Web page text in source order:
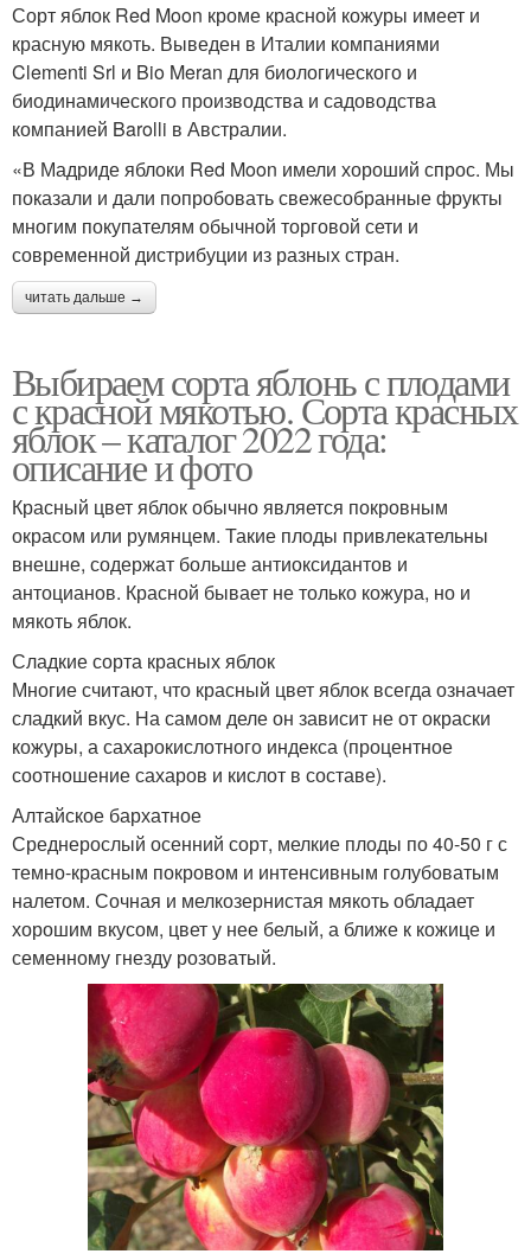
Сорт яблок Red Moon кроме красной кожуры имеет и
красную мякоть. Выведен в Италии компаниями
Clementi Srl и Bio Meran для биологического и
биодинамического производства и садоводства
компанией Barolli в Австралии.
«В Мадриде яблоки Red Moon имели хороший спрос. Мы
показали и дали попробовать свежесобранные фрукты
многим покупателям обычной торговой сети и
современной дистрибуции из разных стран.
читать дальше →
Выбираем сорта яблонь с плодами
с красной мякотью. Сорта красных
яблок – каталог 2022 года:
описание и фото
Красный цвет яблок обычно является покровным
окрасом или румянцем. Такие плоды привлекательны
внешне, содержат больше антиоксидантов и
антоцианов. Красной бывает не только кожура, но и
мякоть яблок.
Сладкие сорта красных яблок
Многие считают, что красный цвет яблок всегда означает
сладкий вкус. На самом деле он зависит не от окраски
кожуры, а сахарокислотного индекса (процентное
соотношение сахаров и кислот в составе).
Алтайское бархатное
Среднерослый осенний сорт, мелкие плоды по 40-50 г с
темно-красным покровом и интенсивным голубоватым
налетом. Сочная и мелкозернистая мякоть обладает
хорошим вкусом, цвет у нее белый, а ближе к кожице и
семенному гнезду розоватый.